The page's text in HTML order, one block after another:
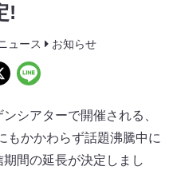
!
ュース お知らせ
シアターで開催される、
もかかわらず話題沸騰中に
間の延長が決定しまし